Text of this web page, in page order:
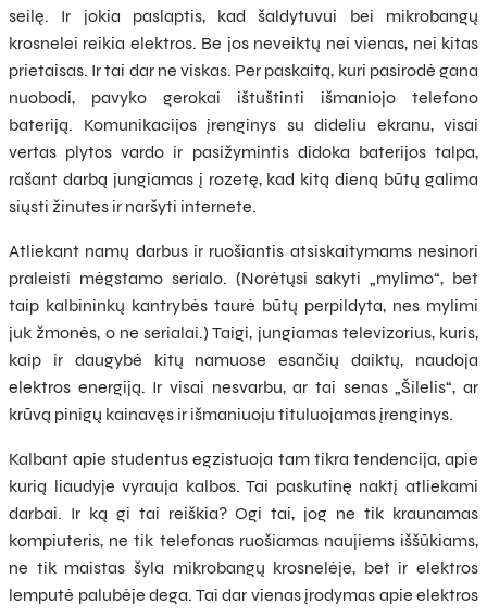
seilę. Ir jokia paslaptis, kad šaldytuvui bei mikrobangų
krosnelei reikia elektros. Be jos neveiktų nei vienas, nei kitas
prietaisas. Ir tai dar ne viskas. Per paskaitą, kuri pasirodė gana
nuobodi, pavyko gerokai ištuštinti išmaniojo telefono
bateriją. Komunikacijos įrenginys su dideliu ekranu, visai
vertas plytos vardo ir pasižymintis didoka baterijos talpa,
rašant darbą jungiamas į rozetę, kad kitą dieną būtų galima
siųsti žinutes ir naršyti internete.
Atliekant namų darbus ir ruošiantis atsiskaitymams nesinori
praleisti mėgstamo serialo. (Norėtųsi sakyti „mylimo“, bet
taip kalbininkų kantrybės taurė būtų perpildyta, nes mylimi
juk žmonės, o ne serialai.) Taigi, jungiamas televizorius, kuris,
kaip ir daugybė kitų namuose esančių daiktų, naudoja
elektros energiją. Ir visai nesvarbu, ar tai senas „Šilelis“, ar
krūvą pinigų kainavęs ir išmaniuoju tituluojamas įrenginys.
Kalbant apie studentus egzistuoja tam tikra tendencija, apie
kurią liaudyje vyrauja kalbos. Tai paskutinę naktį atliekami
darbai. Ir ką gi tai reiškia? Ogi tai, jog ne tik kraunamas
kompiuteris, ne tik telefonas ruošiamas naujiems iššūkiams,
ne tik maistas šyla mikrobangų krosnelėje, bet ir elektros
lemputė palubėje dega. Tai dar vienas įrodymas apie elektros